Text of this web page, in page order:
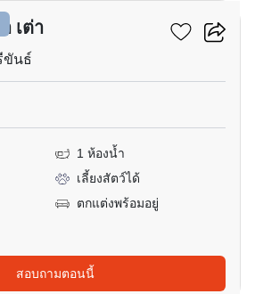
เต่า
ขันธ์
1 ห้องน้ำ
เลี้ยงสัตว์ได้
ตกแต่งพร้อมอยู่
สอบถามตอนนี้